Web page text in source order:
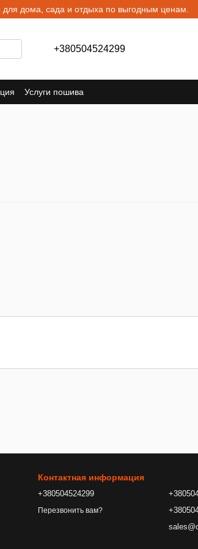
дома, сада и отдыха по выгодным ценам.
+380504524299
Услуги пошива
Контактная информация
+380504524299
Перезвонить вам?